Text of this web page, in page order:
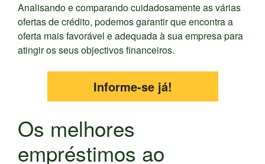
Analisando e comparando cuidadosamente as várias
ofertas de crédito, podemos garantir que encontra a
oferta mais favorável e adequada à sua empresa para
atingir os seus objectivos financeiros.
Informe-se já!
Os melhores
empréstimos ao